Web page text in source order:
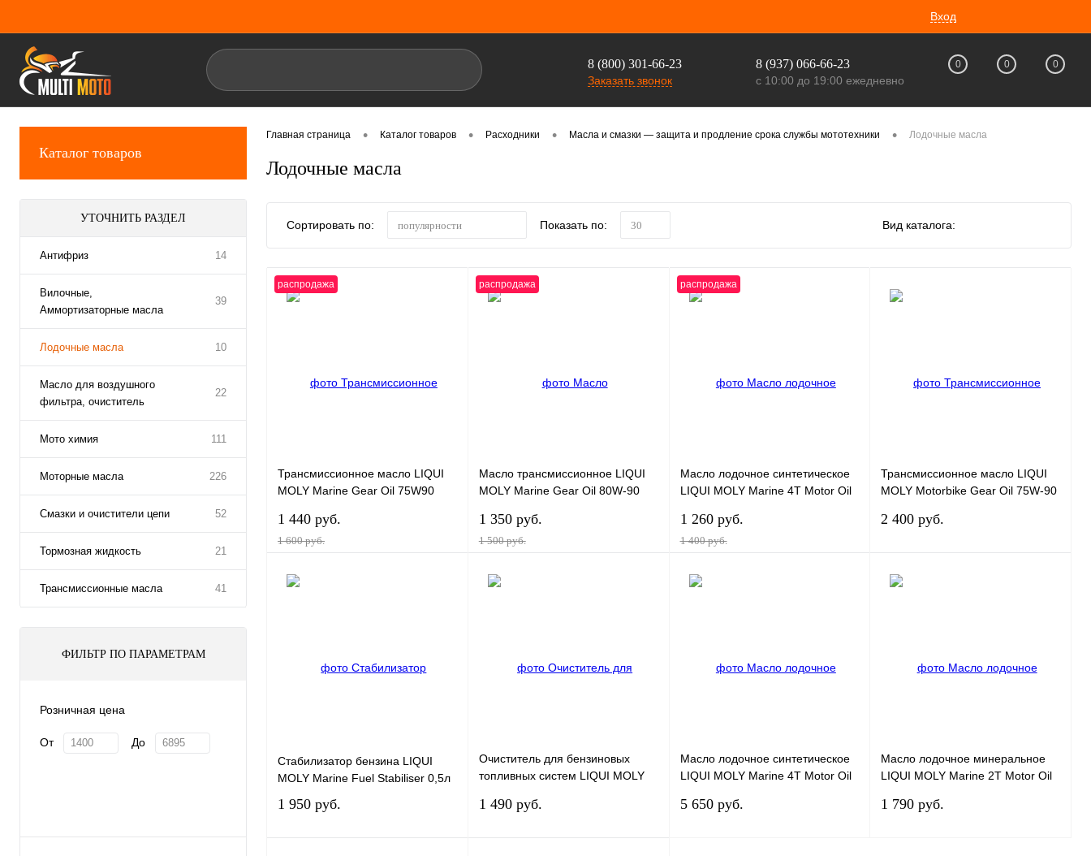
Вход
8 (800) 301-66-23
Заказать звонок
8 (937) 066-66-23
с 10:00 до 19:00 ежедневно
0 0 0
Каталог товаров
УТОЧНИТЬ РАЗДЕЛ
Антифриз 14
Вилочные,
Аммортизаторные масла
39
Лодочные масла 10
Масло для воздушного
фильтра, очиститель
22
Мото химия 111
Моторные масла 226
Смазки и очистители цепи 52
Тормозная жидкость 21
Трансмиссионные масла 41
ФИЛЬТР ПО ПАРАМЕТРАМ
Розничная цена
От До
Главная страница • Каталог товаров • Расходники • Масла и смазки — защита и продление срока службы мототехники • Лодочные масла
Лодочные масла
Сортировать по: популярности Показать по: 30 Вид каталога:
распродажа
Трансмиссионное масло LIQUI
MOLY Marine Gear Oil 75W90
1 440 руб.
1 600 руб.
наличии
распродажа
Масло трансмиссионное LIQUI
MOLY Marine Gear Oil 80W-90
1 350 руб.
1 500 руб.
наличии
распродажа
Масло лодочное синтетическое
LIQUI MOLY Marine 4T Motor Oil
1 260 руб.
1 400 руб.
наличии
Трансмиссионное масло LIQUI
MOLY Motorbike Gear Oil 75W-90
2 400 руб.
Стабилизатор бензина LIQUI
MOLY Marine Fuel Stabiliser 0,5л
1 950 руб.
Очиститель для бензиновых
топливных систем LIQUI MOLY
1 490 руб.
Масло лодочное синтетическое
LIQUI MOLY Marine 4T Motor Oil
5 650 руб.
Масло лодочное минеральное
LIQUI MOLY Marine 2T Motor Oil
1 790 руб.